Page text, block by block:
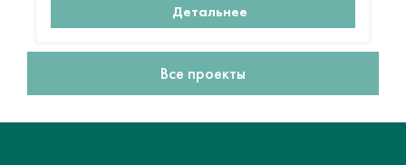
Детальнее
Все проекты